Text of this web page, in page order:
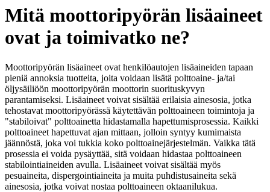
Mitä moottoripyörän lisäaineet
ovat ja toimivatko ne?
Moottoripyörän lisäaineet ovat henkilöautojen lisäaineiden tapaan
pieniä annoksia tuotteita, joita voidaan lisätä polttoaine- ja/tai
öljysäiliöön moottoripyörän moottorin suorituskyvyn
parantamiseksi. Lisäaineet voivat sisältää erilaisia ainesosia, jotka
tehostavat moottoripyörässä käytettävän polttoaineen toimintoja ja
"stabiloivat" polttoainetta hidastamalla hapettumisprosessia. Kaikki
polttoaineet hapettuvat ajan mittaan, jolloin syntyy kumimaista
jäännöstä, joka voi tukkia koko polttoainejärjestelmän. Vaikka tätä
prosessia ei voida pysäyttää, sitä voidaan hidastaa polttoaineen
stabilointiaineiden avulla. Lisäaineet voivat sisältää myös
pesuaineita, dispergointiaineita ja muita puhdistusaineita sekä
ainesosia, jotka voivat nostaa polttoaineen oktaanilukua.